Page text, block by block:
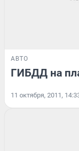
АВТО
ГИБДД на
11 октября, 2011,